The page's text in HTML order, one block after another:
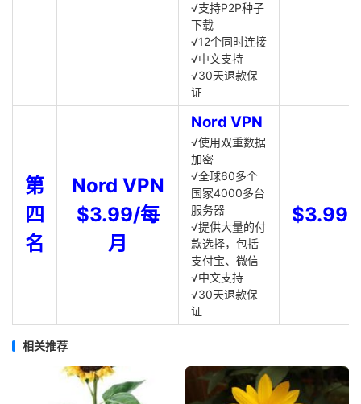
√支持P2P种子
下载
√12个同时连接
√中文支持
√30天退款保
证
第
四
名
Nord VPN
$3.99/每
月
Nord VPN
√使用双重数据
加密
√全球60多个
国家4000多台
服务器
√提供大量的付
款选择，包括
支付宝、微信
√中文支持
√30天退款保
证
$3.99
相关推荐